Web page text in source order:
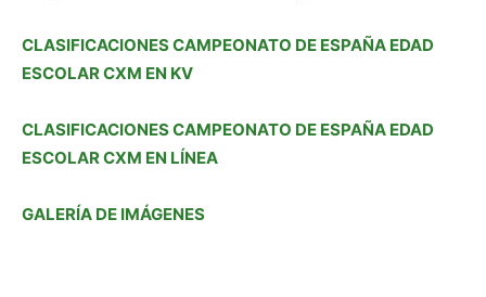
CLASIFICACIONES CAMPEONATO DE ESPAÑA EDAD
ESCOLAR CXM EN KV
CLASIFICACIONES CAMPEONATO DE ESPAÑA EDAD
ESCOLAR CXM EN LÍNEA
GALERÍA DE IMÁGENES